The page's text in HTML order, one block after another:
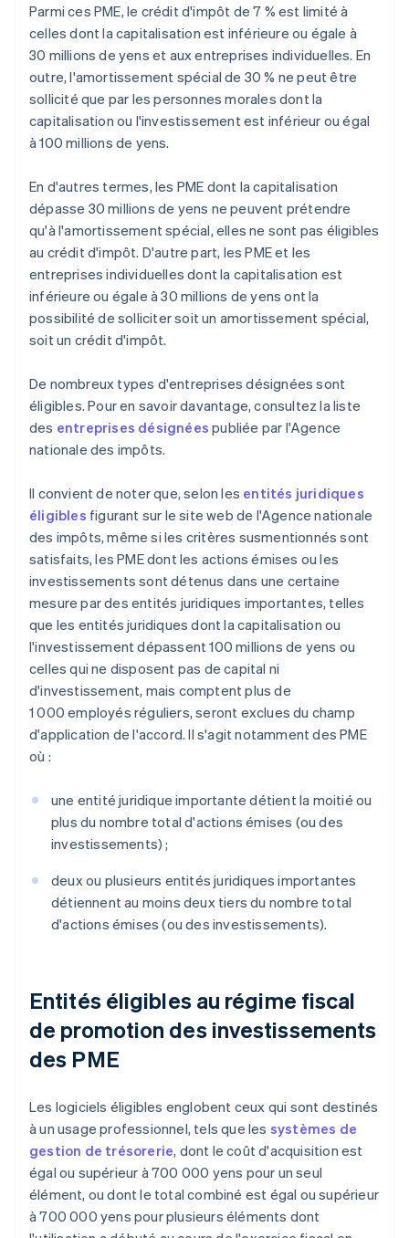
Parmi ces PME, le crédit d'impôt de 7 % est limité à
celles dont la capitalisation est inférieure ou égale à
30 millions de yens et aux entreprises individuelles. En
outre, l'amortissement spécial de 30 % ne peut être
sollicité que par les personnes morales dont la
capitalisation ou l'investissement est inférieur ou égal
à 100 millions de yens.
En d'autres termes, les PME dont la capitalisation
dépasse 30 millions de yens ne peuvent prétendre
qu'à l'amortissement spécial, elles ne sont pas éligibles
au crédit d'impôt. D'autre part, les PME et les
entreprises individuelles dont la capitalisation est
inférieure ou égale à 30 millions de yens ont la
possibilité de solliciter soit un amortissement spécial,
soit un crédit d'impôt.
De nombreux types d'entreprises désignées sont
éligibles. Pour en savoir davantage, consultez la liste
des entreprises désignées publiée par l'Agence
nationale des impôts.
Il convient de noter que, selon les entités juridiques
éligibles figurant sur le site web de l'Agence nationale
des impôts, même si les critères susmentionnés sont
satisfaits, les PME dont les actions émises ou les
investissements sont détenus dans une certaine
mesure par des entités juridiques importantes, telles
que les entités juridiques dont la capitalisation ou
l'investissement dépassent 100 millions de yens ou
celles qui ne disposent pas de capital ni
d'investissement, mais comptent plus de
1 000 employés réguliers, seront exclues du champ
d'application de l'accord. Il s'agit notamment des PME
où :
une entité juridique importante détient la moitié ou
plus du nombre total d'actions émises (ou des
investissements) ;
deux ou plusieurs entités juridiques importantes
détiennent au moins deux tiers du nombre total
d'actions émises (ou des investissements).
Entités éligibles au régime fiscal
de promotion des investissements
des PME
Les logiciels éligibles englobent ceux qui sont destinés
à un usage professionnel, tels que les systèmes de
gestion de trésorerie, dont le coût d'acquisition est
égal ou supérieur à 700 000 yens pour un seul
élément, ou dont le total combiné est égal ou supérieur
à 700 000 yens pour plusieurs éléments dont